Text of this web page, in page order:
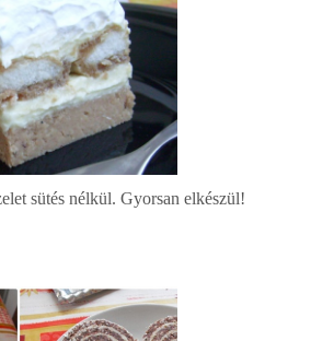
sütés nélkül. Gyorsan elkészül!